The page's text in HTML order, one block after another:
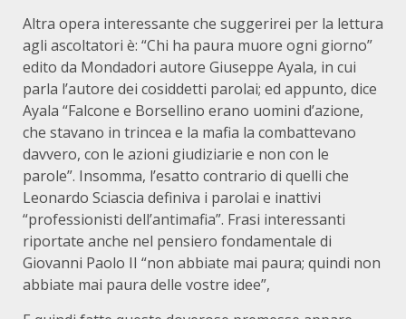
Altra opera interessante che suggerirei per la lettura
agli ascoltatori è: “Chi ha paura muore ogni giorno”
edito da Mondadori autore Giuseppe Ayala, in cui
parla l’autore dei cosiddetti parolai; ed appunto, dice
Ayala “Falcone e Borsellino erano uomini d’azione,
che stavano in trincea e la mafia la combattevano
davvero, con le azioni giudiziarie e non con le
parole”. Insomma, l’esatto contrario di quelli che
Leonardo Sciascia definiva i parolai e inattivi
“professionisti dell’antimafia”. Frasi interessanti
riportate anche nel pensiero fondamentale di
Giovanni Paolo II “non abbiate mai paura; quindi non
abbiate mai paura delle vostre idee”,